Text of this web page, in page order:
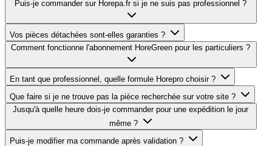
Puis-je commander sur Horepa.fr si je ne suis pas professionnel ?
Vos pièces détachées sont-elles garanties ?
Comment fonctionne l'abonnement HoreGreen pour les particuliers ?
En tant que professionnel, quelle formule Horepro choisir ?
Que faire si je ne trouve pas la pièce recherchée sur votre site ?
Jusqu'à quelle heure dois-je commander pour une expédition le jour
même ?
Puis-je modifier ma commande après validation ?